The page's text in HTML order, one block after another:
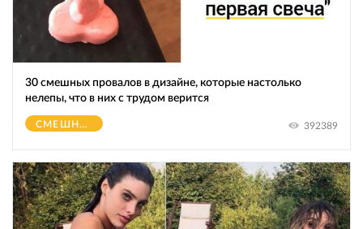
30 смешных провалов в дизайне, которые настолько
нелепы, что в них с трудом верится
СМЕШНОЕ 392389